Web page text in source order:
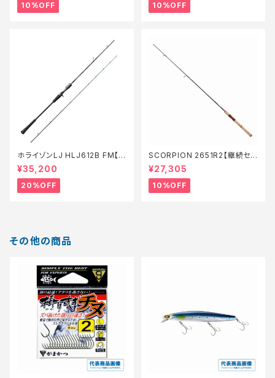
10%OFF 10%OFF
ホライゾンLJ HLJ612B FM【特
価ロッド】【20】
¥35,200
20%OFF
SCORPION 2651R2【継続セ
ール_ロッド】【10】
¥27,305
10%OFF
その他の商品